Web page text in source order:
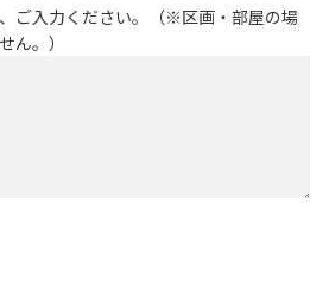
ご入力ください。（※区画・部屋の場
ん。）